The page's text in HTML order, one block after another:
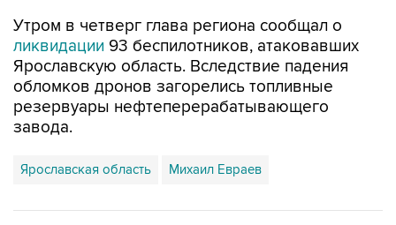
Утром в четверг глава региона сообщал о
ликвидации 93 беспилотников, атаковавших
Ярославскую область. Вследствие падения
обломков дронов загорелись топливные
резервуары нефтеперерабатывающего
завода.
Ярославская область Михаил Евраев